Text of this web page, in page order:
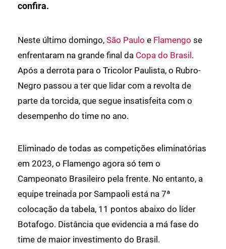
confira.
Neste último domingo, São Paulo e Flamengo se
enfrentaram na grande final da Copa do Brasil .
Após a derrota para o Tricolor Paulista, o Rubro-
Negro passou a ter que lidar com a revolta de
parte da torcida, que segue insatisfeita com o
desempenho do time no ano.
Eliminado de todas as competições eliminatórias
em 2023, o Flamengo agora só tem o
Campeonato Brasileiro pela frente. No entanto, a
equipe treinada por Sampaoli está na 7ª
colocação da tabela, 11 pontos abaixo do líder
Botafogo. Distância que evidencia a má fase do
time de maior investimento do Brasil.